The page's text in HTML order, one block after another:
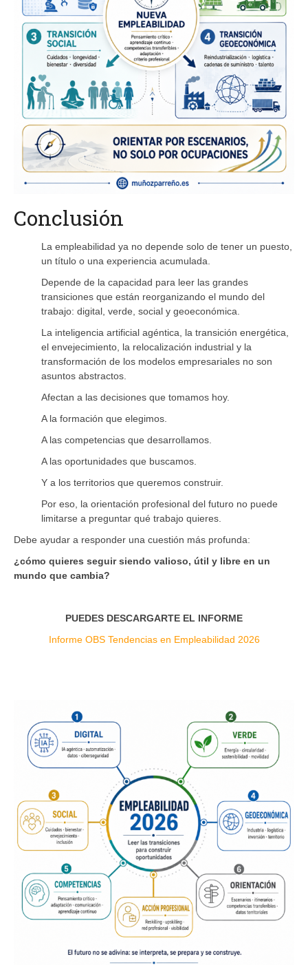
Conclusión
La empleabilidad ya no depende solo de tener un puesto,
un título o una experiencia acumulada.
Depende de la capacidad para leer las grandes
transiciones que están reorganizando el mundo del
trabajo: digital, verde, social y geoeconómica.
La inteligencia artificial agéntica, la transición energética,
el envejecimiento, la relocalización industrial y la
transformación de los modelos empresariales no son
asuntos abstractos.
Afectan a las decisiones que tomamos hoy.
A la formación que elegimos.
A las competencias que desarrollamos.
A las oportunidades que buscamos.
Y a los territorios que queremos construir.
Por eso, la orientación profesional del futuro no puede
limitarse a preguntar qué trabajo quieres.
Debe ayudar a responder una cuestión más profunda:
¿cómo quieres seguir siendo valioso, útil y libre en un
mundo que cambia?
PUEDES DESCARGARTE EL INFORME
Informe OBS Tendencias en Empleabilidad 2026